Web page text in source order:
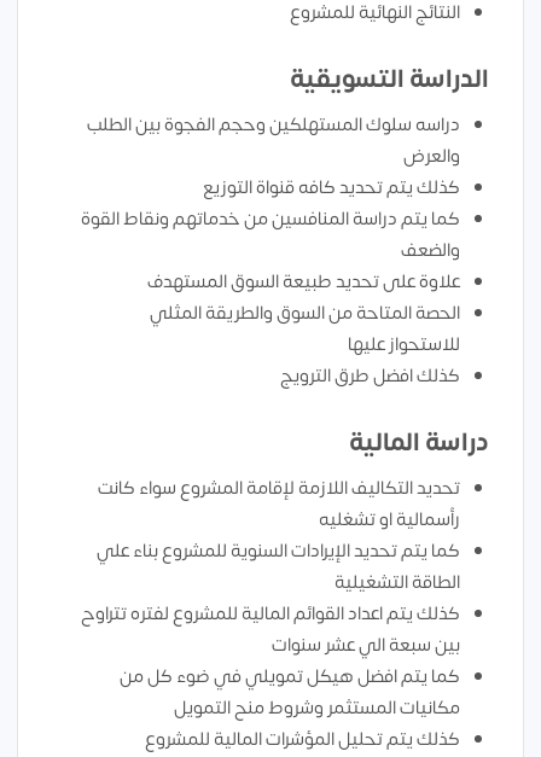
النتائج النهائية للمشروع
الدراسة التسويقية
دراسه سلوك المستهلكين وحجم الفجوة بين الطلب
والعرض
كذلك يتم تحديد كافه قنواة التوزيع
كما يتم دراسة المنافسين من خدماتهم ونقاط القوة
والضعف
علاوة على تحديد طبيعة السوق المستهدف
الحصة المتاحة من السوق والطريقة المثلي
للاستحواز عليها
كذلك افضل طرق الترويج
دراسة المالية
تحديد التكاليف اللازمة لإقامة المشروع سواء كانت
رأسمالية او تشغليه
كما يتم تحديد الإيرادات السنوية للمشروع بناء علي
الطاقة التشغيلية
كذلك يتم اعداد القوائم المالية للمشروع لفتره تتراوح
بين سبعة الي عشر سنوات
كما يتم افضل هيكل تمويلي في ضوء كل من
مكانيات المستثمر وشروط منح التمويل
كذلك يتم تحليل المؤشرات المالية للمشروع